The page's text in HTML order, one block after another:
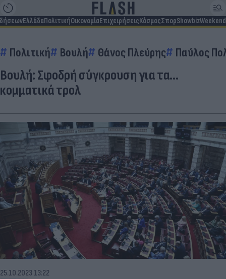
ΕλλάδαΠολιτικήΟικονομίαΕπιχειρήσειςΚόσμοςΣπορShowbizWeekend
Πολιτική Βουλή Θάνος Πλεύρης Παύλος
Βουλή: Σφοδρή σύγκρουση για τα…
κομματικά τρολ
25.10.2023 13:22